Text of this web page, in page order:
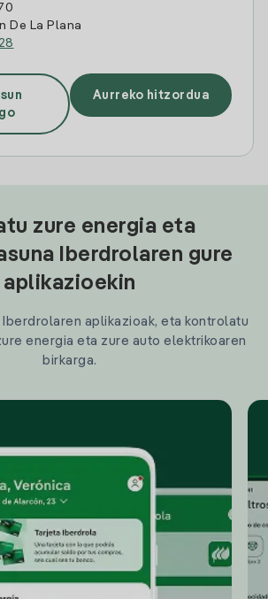
De La Plana
Aurreko hitzordua
zure energia eta
Iberdrolaren gure
aplikazioekin
aplikazioak, eta kontrolatu
energia eta zure auto elektrikoaren
birkarga.